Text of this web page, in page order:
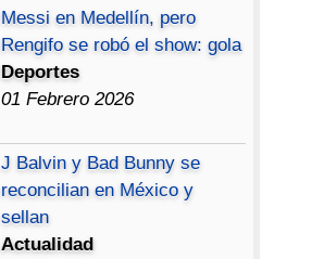
Messi en Medellín, pero
Rengifo se robó el show: gola
Deportes
01 Febrero 2026
J Balvin y Bad Bunny se
reconcilian en México y
sellan
Actualidad